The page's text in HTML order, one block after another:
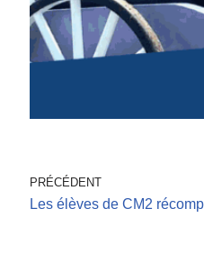
PRÉCÉDENT
Les élèves de CM2